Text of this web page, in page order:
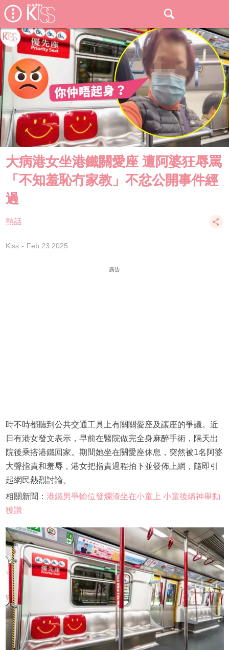
大病港女坐港鐵關愛座 遭阿婆狂辱罵
「不知羞恥冇家教」不忿公開事件經
過
熱話
Kiss Feb 23 2025
廣告
時不時都聽到公共交通工具上有關關愛座及讓座的爭議。近
日有港女發文表示，早前在醫院做完全身麻醉手術，隔天出
院後乘搭港鐵回家。期間她坐在關愛座休息，突然被1名阿婆
大聲指責和羞辱，港女把指責過程拍下並發佈上網，隨即引
起網民熱烈討論。
相關新聞： 港鐵男爭輸位發爛渣坐在小童上 小童後續神舉動
獲讚